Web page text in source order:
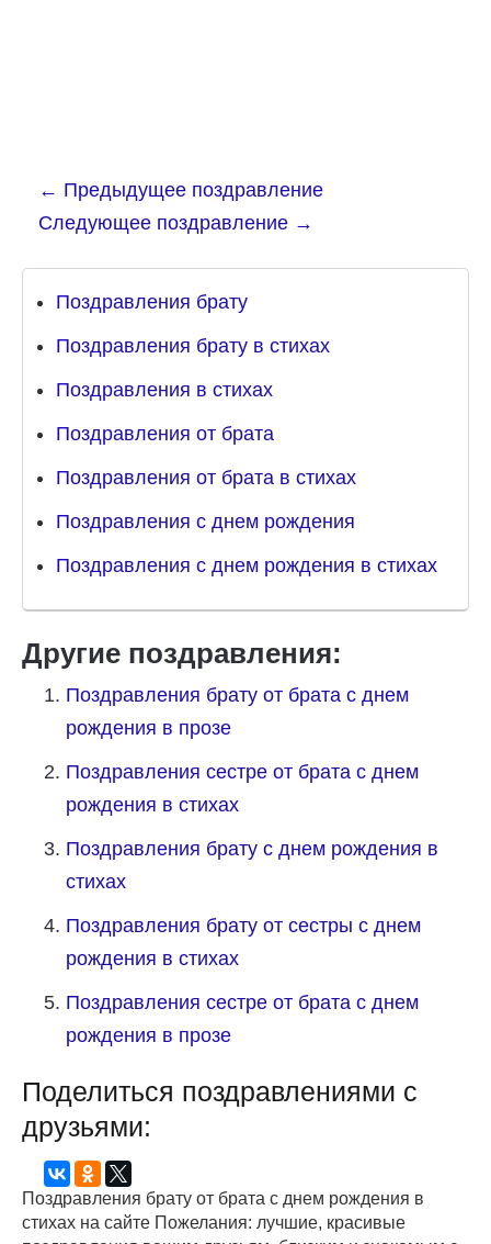
← Предыдущее поздравление
Следующее поздравление →
Поздравления брату
Поздравления брату в стихах
Поздравления в стихах
Поздравления от брата
Поздравления от брата в стихах
Поздравления с днем рождения
Поздравления с днем рождения в стихах
Другие поздравления:
Поздравления брату от брата с днем
рождения в прозе
Поздравления сестре от брата с днем
рождения в стихах
Поздравления брату с днем рождения в
стихах
Поздравления брату от сестры с днем
рождения в стихах
Поздравления сестре от брата с днем
рождения в прозе
Поделиться поздравлениями с
друзьями:
Поздравления брату от брата с днем рождения в
стихах на сайте Пожелания: лучшие, красивые